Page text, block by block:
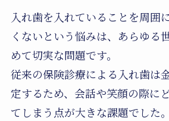
入れ歯を入れていることを周囲
くないという悩みは、あらゆる
めて切実な問題です。
従来の保険診療による入れ歯は
定するため、会話や笑顔の際に
てしまう点が大きな課題でした。